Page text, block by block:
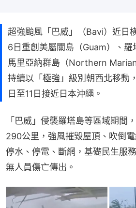
超強颱風「巴威」（Bavi）近日
6日重創美屬關島（Guam）、
馬里亞納群島（Northern
持續以「極強」級別朝西北移動
日至11日接近日本沖繩。
「巴威」侵襲羅塔島等區域期間
290公里，強風摧毀屋頂、吹倒
停水、停電、斷網，基礎民生服
無人員傷亡傳出。